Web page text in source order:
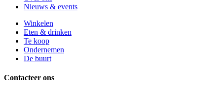
Nieuws & events
Winkelen
Eten & drinken
Te koop
Ondernemen
De buurt
Contacteer ons